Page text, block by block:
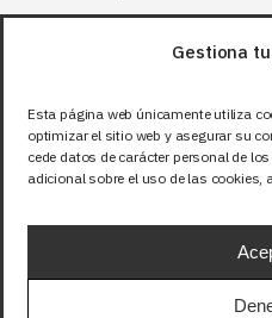
Gestiona
Esta página web únicamente utiliza
optimizar el sitio web y asegurar su
cede datos de carácter personal de
adicional sobre el uso de las cookies,
Política de cookies
Síguenos
Facebook
X (Twitter)
Instagram